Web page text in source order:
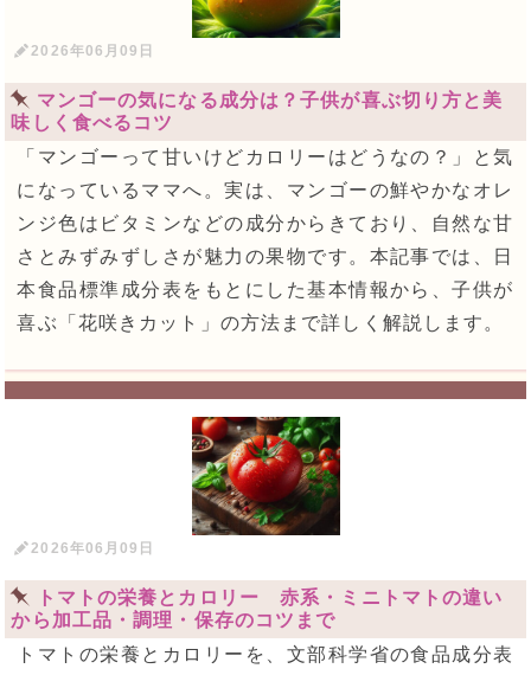
2026年06月09日
マンゴーの気になる成分は？子供が喜ぶ切り方と美
味しく食べるコツ
「マンゴーって甘いけどカロリーはどうなの？」と気
になっているママへ。実は、マンゴーの鮮やかなオレ
ンジ色はビタミンなどの成分からきており、自然な甘
さとみずみずしさが魅力の果物です。本記事では、日
本食品標準成分表をもとにした基本情報から、子供が
喜ぶ「花咲きカット」の方法まで詳しく解説します。
2026年06月09日
トマトの栄養とカロリー 赤系・ミニトマトの違い
から加工品・調理・保存のコツまで
トマトの栄養とカロリーを、文部科学省の食品成分表